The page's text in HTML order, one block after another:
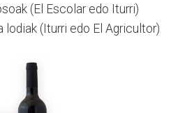
(El Escolar edo Iturri)
lodiak (Iturri edo El Agricultor)